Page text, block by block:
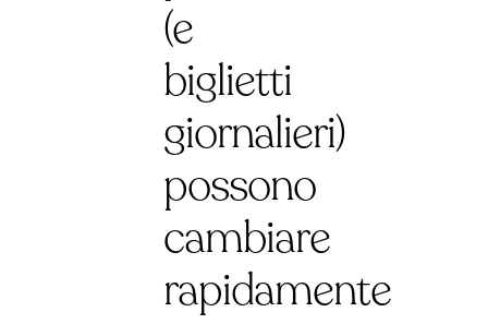
(e
biglietti
giornalieri)
possono
cambiare
rapidamente